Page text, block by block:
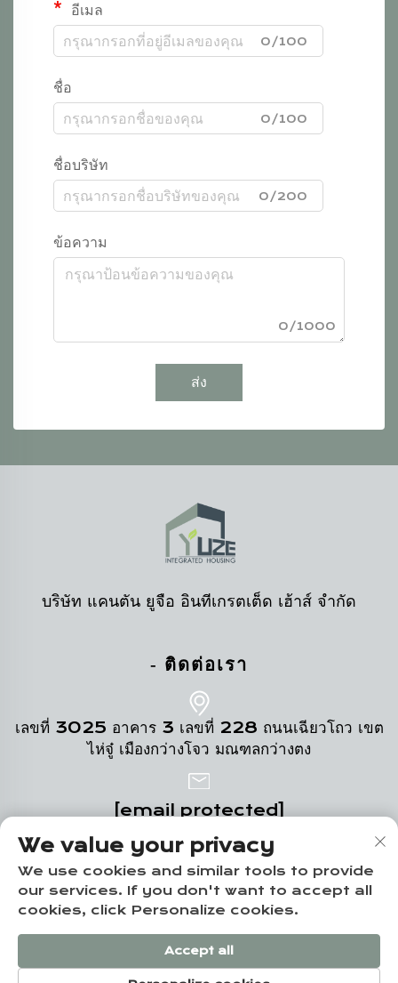
อีเมล
0/100
ชื่อ
0/100
ชื่อบริษัท
0/200
ข้อความ
0/1000
ส่ง
บริษัท แคนตัน ยูจือ อินทีเกรตเต็ด เฮ้าส์ จำกัด
- ติดต่อเรา
เลขที่ 3025 อาคาร 3 เลขที่ 228 ถนนเฉียวโถว เขต
ไห่จู๋ เมืองกว่างโจว มณฑลกว่างตง
[email protected]
+86-19124331532
สงวนลิขสิทธิ์ © บริษัทกว่างโจว ยูจือ ฮวงจู คอร์ปอเรชั่น จำกัด -
นโยบายความเป็นส่วนตัว
We value your privacy
We use cookies and similar tools to provide
our services. If you don't want to accept all
cookies, click Personalize cookies.
Accept all